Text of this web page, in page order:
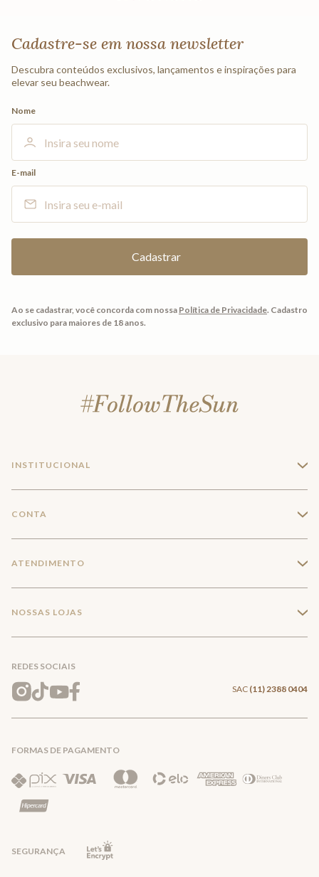
Cadastre-se em nossa newsletter
Descubra conteúdos exclusivos, lançamentos e inspirações para
elevar seu beachwear.
Nome
E-mail
Ao se cadastrar, você concorda com nossa Política de Privacidade. Cadastro
exclusivo para maiores de 18 anos.
INSTITUCIONAL +
Trabalhe conosco
Mapa do Site
CONTA +
Meus pedidos
Wishlist
ATENDIMENTO +
Entrega e Frete
Trocas e Devoluções
Política de Privacidade
NOSSAS LOJAS +
REDES SOCIAIS
SAC (11) 2388 0404
FORMAS DE PAGAMENTO
SEGURANÇA